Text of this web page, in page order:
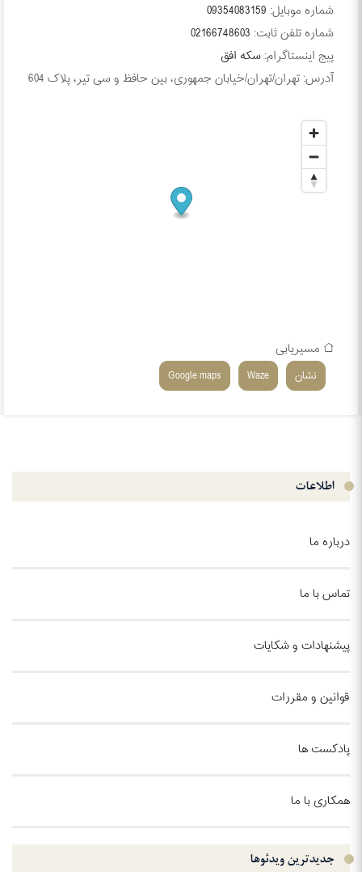
شماره موبایل: 09354083159
شماره تلفن ثابت: 02166748603
پیج اینستاگرام: سکه افق
آدرس: تهران/تهران/خیابان جمهوری، بین حافظ و سی تیر، پلاک 604
مسیریابی
نشان Waze
Google maps
اطلاعات
درباره ما
تماس با ما
پیشنهادات و شکایات
قوانین و مقررات
پادکست ها
همکاری با ما
جدیدترین ویدئو‌ها